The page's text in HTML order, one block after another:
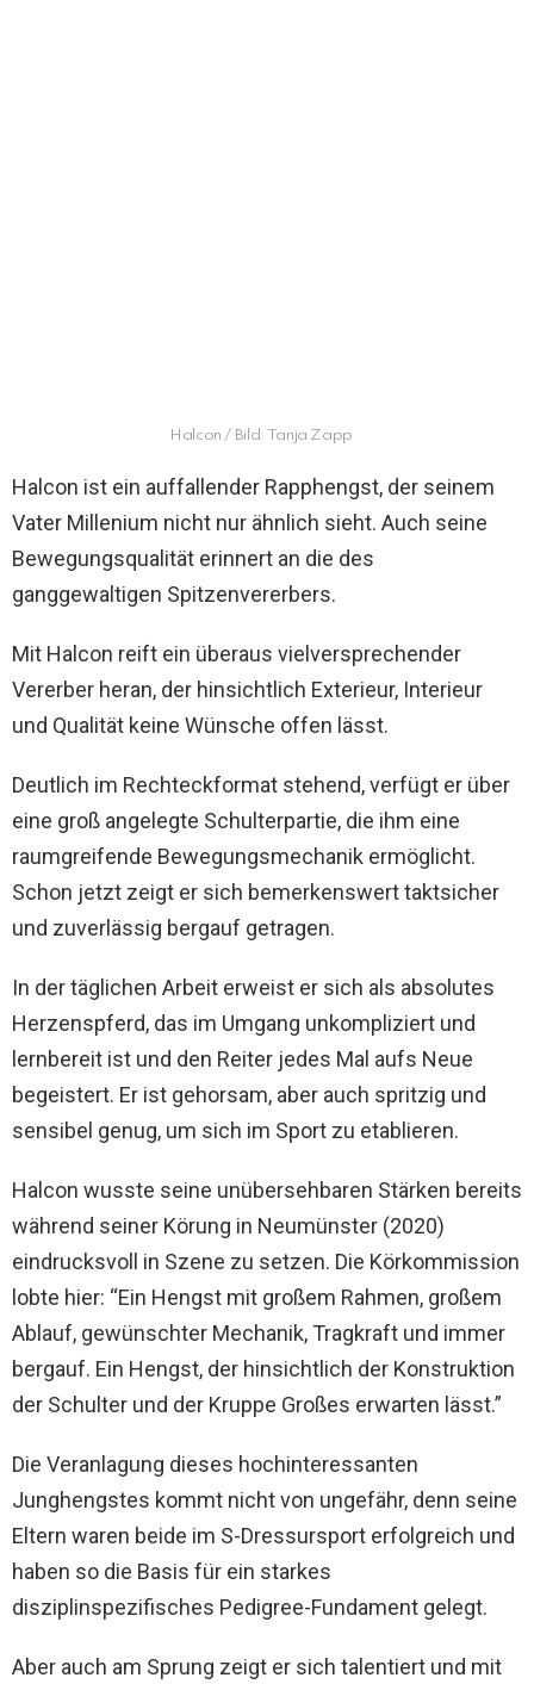
Halcon / Bild: Tanja Zapp
Halcon ist ein auffallender Rapphengst, der seinem
Vater Millenium nicht nur ähnlich sieht. Auch seine
Bewegungsqualität erinnert an die des
ganggewaltigen Spitzenvererbers.
Mit Halcon reift ein überaus vielversprechender
Vererber heran, der hinsichtlich Exterieur, Interieur
und Qualität keine Wünsche offen lässt.
Deutlich im Rechteckformat stehend, verfügt er über
eine groß angelegte Schulterpartie, die ihm eine
raumgreifende Bewegungsmechanik ermöglicht.
Schon jetzt zeigt er sich bemerkenswert taktsicher
und zuverlässig bergauf getragen.
In der täglichen Arbeit erweist er sich als absolutes
Herzenspferd, das im Umgang unkompliziert und
lernbereit ist und den Reiter jedes Mal aufs Neue
begeistert. Er ist gehorsam, aber auch spritzig und
sensibel genug, um sich im Sport zu etablieren.
Halcon wusste seine unübersehbaren Stärken bereits
während seiner Körung in Neumünster (2020)
eindrucksvoll in Szene zu setzen. Die Körkommission
lobte hier: “Ein Hengst mit großem Rahmen, großem
Ablauf, gewünschter Mechanik, Tragkraft und immer
bergauf. Ein Hengst, der hinsichtlich der Konstruktion
der Schulter und der Kruppe Großes erwarten lässt.”
Die Veranlagung dieses hochinteressanten
Junghengstes kommt nicht von ungefähr, denn seine
Eltern waren beide im S-Dressursport erfolgreich und
haben so die Basis für ein starkes
disziplinspezifisches Pedigree-Fundament gelegt.
Aber auch am Sprung zeigt er sich talentiert und mit